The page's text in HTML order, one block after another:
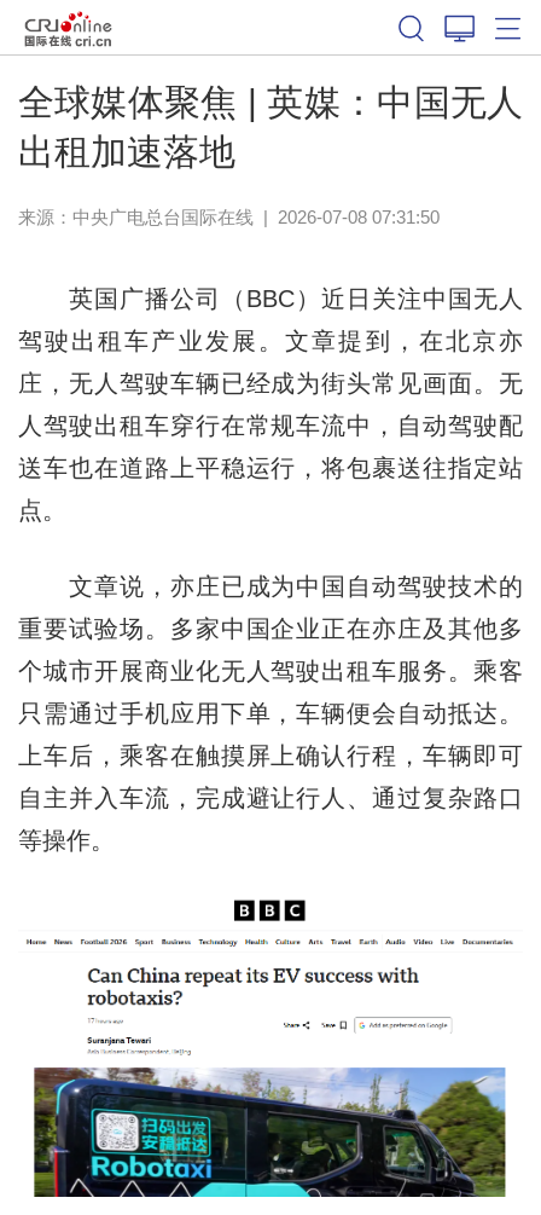
全球媒体聚焦 | 英媒：中国无人
出租加速落地
来源：中央广电总台国际在线| 2026-07-08 07:31:50
英国广播公司（BBC）近日关注中国无人
驾驶出租车产业发展。文章提到，在北京亦
庄，无人驾驶车辆已经成为街头常见画面。无
人驾驶出租车穿行在常规车流中，自动驾驶配
送车也在道路上平稳运行，将包裹送往指定站
点。
文章说，亦庄已成为中国自动驾驶技术的
重要试验场。多家中国企业正在亦庄及其他多
个城市开展商业化无人驾驶出租车服务。乘客
只需通过手机应用下单，车辆便会自动抵达。
上车后，乘客在触摸屏上确认行程，车辆即可
自主并入车流，完成避让行人、通过复杂路口
等操作。